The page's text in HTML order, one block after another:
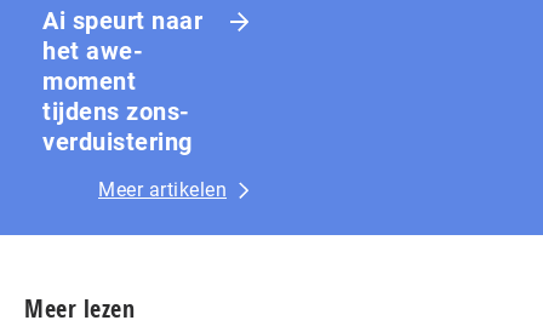
Ai speurt naar
het awe-
moment
tijdens zons­
ver­duis­te­ring
Meer artikelen
Meer lezen